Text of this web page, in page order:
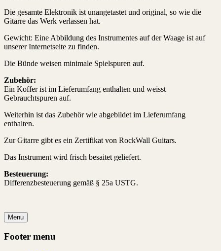
Die gesamte Elektronik ist unangetastet und original, so wie die
Gitarre das Werk verlassen hat.
Gewicht: Eine Abbildung des Instrumentes auf der Waage ist auf
unserer Internetseite zu finden.
Die Bünde weisen minimale Spielspuren auf.
Zubehör:
Ein Koffer ist im Lieferumfang enthalten und weisst
Gebrauchtspuren auf.
Weiterhin ist das Zubehör wie abgebildet im Lieferumfang
enthalten.
Zur Gitarre gibt es ein Zertifikat von RockWall Guitars.
Das Instrument wird frisch besaitet geliefert.
Besteuerung:
Differenzbesteuerung gemäß § 25a USTG.
Menu
Footer menu